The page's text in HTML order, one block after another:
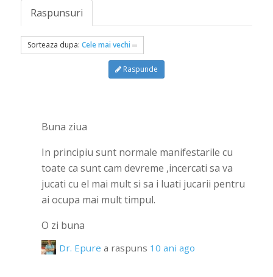
Raspunsuri
Sorteaza dupa: Cele mai vechi
Raspunde
Buna ziua
In principiu sunt normale manifestarile cu
toate ca sunt cam devreme ,incercati sa va
jucati cu el mai mult si sa i luati jucarii pentru
ai ocupa mai mult timpul.
O zi buna
Dr. Epure a raspuns 10 ani ago